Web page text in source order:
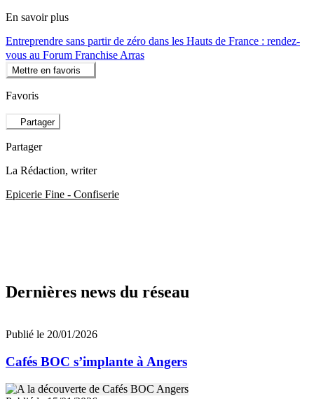
En savoir plus
Entreprendre sans partir de zéro dans les Hauts de France : rendez-
vous au Forum Franchise Arras
Mettre en favoris
Favoris
Partager
Partager
La Rédaction, writer
Epicerie Fine - Confiserie
Dernières news du réseau
Publié le 20/01/2026
Cafés BOC s’implante à Angers